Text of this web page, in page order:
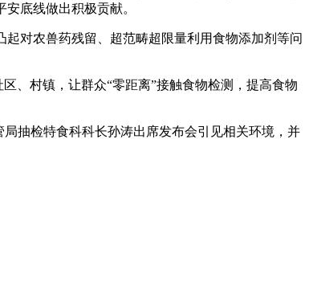
底线做出积极贡献。
对农兽药残留、超范畴超限量利用食物添加剂等问
、村镇，让群众“零距离”接触食物检测，提高食物
抽检特食科科长孙涛出席发布会引见相关环境，并